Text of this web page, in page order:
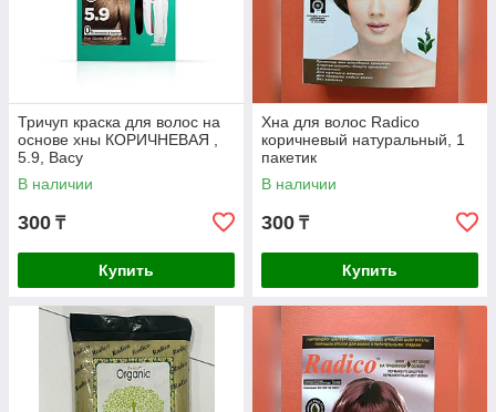
Тричуп краска для волос на
основе хны КОРИЧНЕВАЯ ,
5.9, Васу
В наличии
300 ₸
Купить
Хна для волос Radico
коричневый натуральный, 1
пакетик
В наличии
300 ₸
Купить